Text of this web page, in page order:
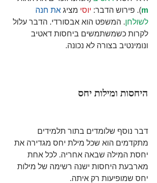
m). פירוש הדבר: יוסי מציג את חנה
לשולחן. המשפט הוא אבסורדי. הדבר עלול
לקרות כשמשתמשים ביחסות דאטיב
ונומינטיב בצורה לא נכונה.
היחסות ומילות יחס
דבר נוסף שלומדים בתור תלמידים
מתקדמים הוא שכל מילת יחס מגדירה את
יחסת המילה שבאה אחריה. לכל אחת
מארבעת היחסות ישנה רשימה של מילות
יחס שמופיעות רק איתה.